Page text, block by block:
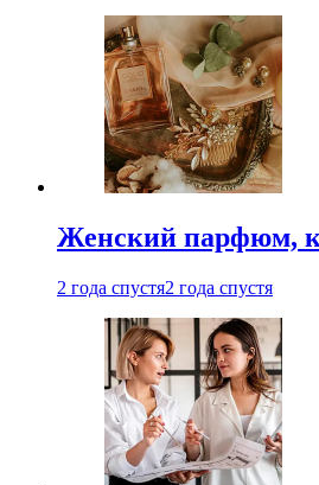
Женский парфюм,
2 года спустя2 года спустя